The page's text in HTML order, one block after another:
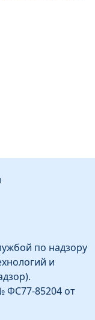
по надзору
и
ФС77-85204 от